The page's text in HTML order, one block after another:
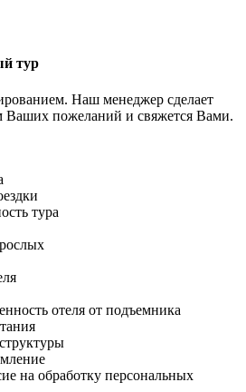
тур
Наш менеджер сделает
Ваших пожеланий и свяжется Вами.
тура
отеля от подъемника
на обработку персональных